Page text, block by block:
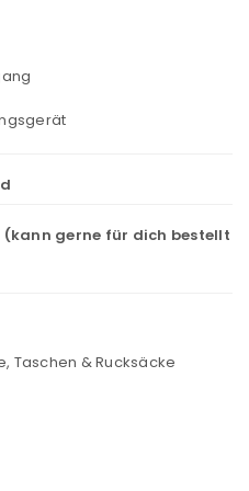
gerne für dich bestellt
, Taschen & Rucksäcke